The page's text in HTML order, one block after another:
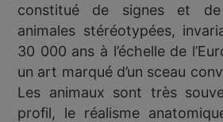
constitué de signes et de
animales stéréotypées,
30 000 ans à l’échelle de
un art marqué d’un sceau
Les animaux sont très
profil, le réalisme